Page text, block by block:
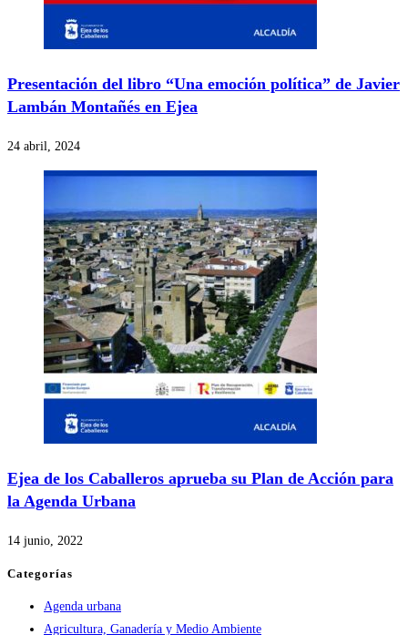
Presentación del libro “Una emoción política” de Javier
Lambán Montañés en Ejea
24 abril, 2024
Ejea de los Caballeros aprueba su Plan de Acción para
la Agenda Urbana
14 junio, 2022
Categorías
Agenda urbana
Agricultura, Ganadería y Medio Ambiente